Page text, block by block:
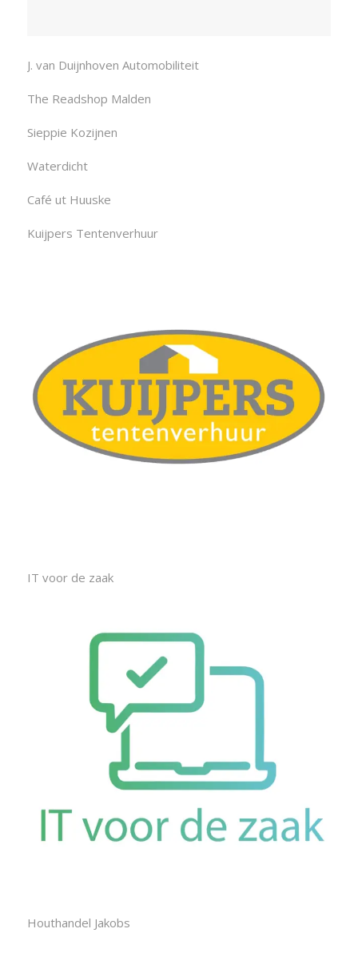
J. van Duijnhoven Automobiliteit
The Readshop Malden
Sieppie Kozijnen
Waterdicht
Café ut Huuske
Kuijpers Tentenverhuur
IT voor de zaak
Houthandel Jakobs